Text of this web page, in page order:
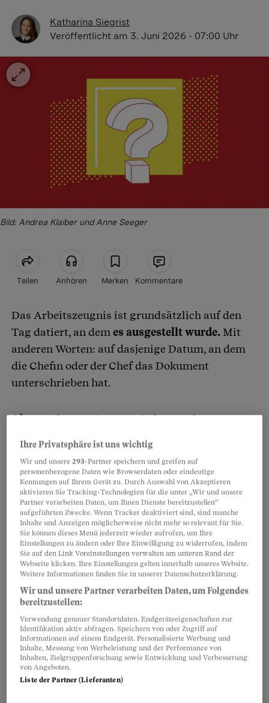
Katharina Siegrist
Veröffentlicht am 3. Juni 2026 - 07:00 Uhr
Bild: Andrea Klaiber und Anne Seeger
Teilen Anhören Merken Kommentare
Artikel teilen
Das Arbeitszeugnis ist grundsätzlich auf den
Tag datiert, an demes ausgestellt wurde.Mit
anderen Worten: auf dasjenige Datum, an dem
die Chefin oder der Chef das Dokument
unterschrieben hat.
Aber:Es kommt immer wieder vor, dass
kein Zeugnis bekommen.
mühsam werden. Etwa, wennsie sich bewerben
wollen.
Ein häufiger Grund für die Verspätung ist, dass
sich die Parteien nichtüber Formulierungen
einigenkönnen.
Partnerinhalte
Ihre Privatsphäre ist uns wichtig
Wir und unsere293-Partner speichern und greifen auf
personenbezogene Daten wie Browserdaten oder eindeutige
Kennungen auf Ihrem Gerät zu. Durch Auswahl von Akzeptieren
aktivieren Sie Tracking-Technologien für die unter „Wir und unsere
Partner verarbeiten Daten, um Ihnen Dienste bereitzustellen“
aufgeführten Zwecke. Wenn Tracker deaktiviert sind, sind manche
Inhalte und Anzeigen möglicherweise nicht mehr so relevant für Sie.
Sie können dieses Menü jederzeit wieder aufrufen, um Ihre
Einstellungen zu ändern oder Ihre Einwilligung zu widerrufen, indem
Sie auf den Link Voreinstellungen verwalten am unteren Rand der
Webseite klicken. Ihre Einstellungen gelten innerhalb unseres Website.
Weitere Informationen finden Sie in unserer Datenschutzerklärung.
Wir und unsere Partner verarbeiten Daten, um Folgendes
bereitzustellen:
Verwendung genauer Standortdaten. Endgeräteeigenschaften zur
Identifikation aktiv abfragen. Speichern von oder Zugriff auf
Informationen auf einem Endgerät. Personalisierte Werbung und
Inhalte, Messung von Werbeleistung und der Performance von
Inhalten, Zielgruppenforschung sowie Entwicklung und Verbesserung
von Angeboten.
Liste der Partner (Lieferanten)